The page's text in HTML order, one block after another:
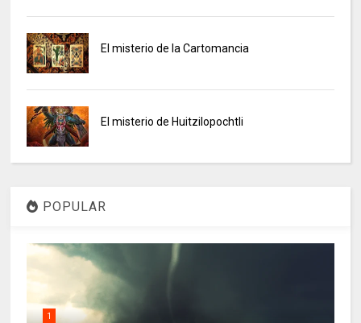
El misterio de la Cartomancia
El misterio de Huitzilopochtli
POPULAR
1